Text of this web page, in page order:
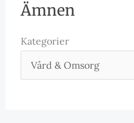
Ämnen
Kategorier